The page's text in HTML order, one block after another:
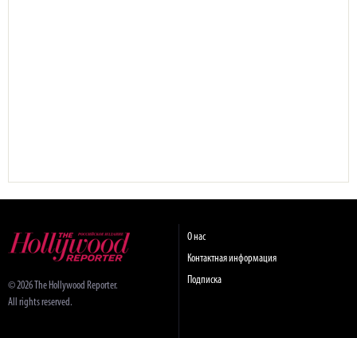
© 2026 The Hollywood Reporter.
All rights reserved.
О нас
Контактная информация
Подписка